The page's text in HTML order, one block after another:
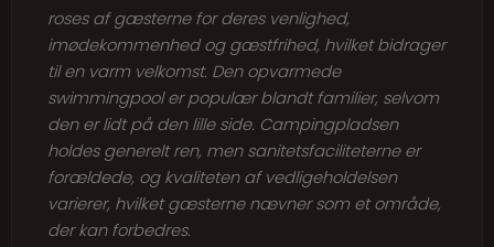
roses af gæsterne for deres venlighed,
imødekommenhed og gæstfrihed, hvilket bidrager
til en varm velkomst. Den opvarmede
swimmingpool er populær blandt familier, selvom
den er lidt på den lille side. Campingpladsen
holdes generelt ren, men sanitetsfaciliteterne er
forældede, og kvaliteten af vedligeholdelsen
varierer, hvilket gæsterne nævner som et område,
der kan forbedres.